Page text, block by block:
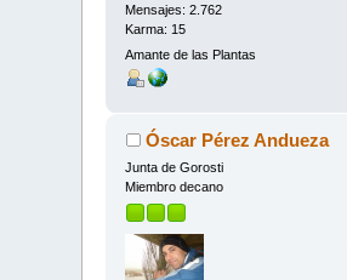
Mensajes: 2.762
Karma: 15
Amante de las Plantas
Óscar Pérez Andueza
Junta de Gorosti
Miembro decano